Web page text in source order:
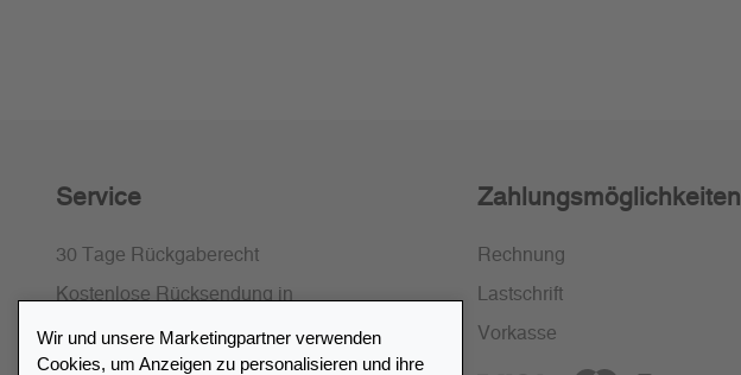
Service
30 Tage Rückgaberecht
Kostenlose Rücksendung in
SSL-Verschlüsselung
Zahlungsmöglichkeiten
Rechnung
Lastschrift
Vorkasse
Wir und unsere Marketingpartner verwenden
Cookies, um Anzeigen zu personalisieren und ihre